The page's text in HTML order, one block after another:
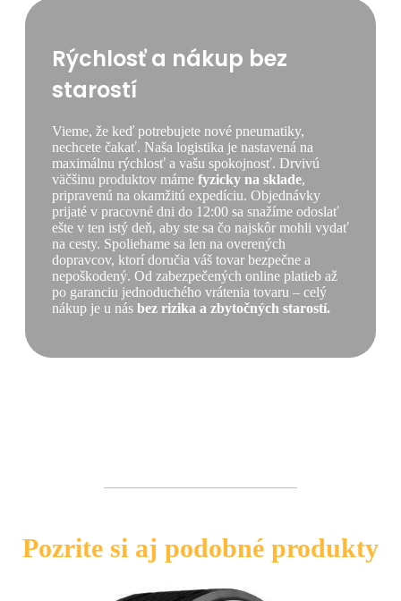
Rýchlosť a nákup bez
starostí
Vieme, že keď potrebujete nové pneumatiky,
nechcete čakať. Naša logistika je nastavená na
maximálnu rýchlosť a vašu spokojnosť. Drvivú
väčšinu produktov máme fyzicky na sklade,
pripravenú na okamžitú expedíciu. Objednávky
prijaté v pracovné dni do 12:00 sa snažíme odoslať
ešte v ten istý deň, aby ste sa čo najskôr mohli vydať
na cesty. Spoliehame sa len na overených
dopravcov, ktorí doručia váš tovar bezpečne a
nepoškodený. Od zabezpečených online platieb až
po garanciu jednoduchého vrátenia tovaru – celý
nákup je u nás bez rizika a zbytočných starostí.
Pozrite si aj podobné produkty